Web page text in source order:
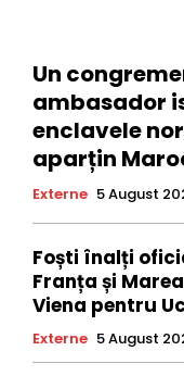
Un
ambasador
enclavele
aparțin
Externe 5 August
Foști înalți
Franța și
Viena pentru
Externe 5 August